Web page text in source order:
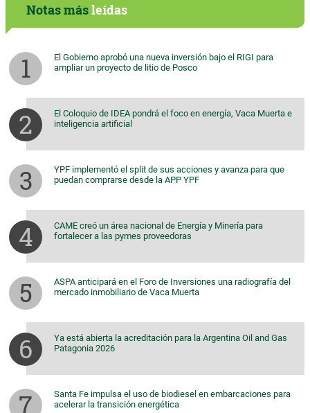
Notas másleídas
El Gobierno aprobó una nueva inversión bajo el RIGI para
ampliar un proyecto de litio de Posco
El Coloquio de IDEA pondrá el foco en energía, Vaca Muerta e
inteligencia artificial
YPF implementó el split de sus acciones y avanza para que
puedan comprarse desde la APP YPF
CAME creó un área nacional de Energía y Minería para
fortalecer a las pymes proveedoras
ASPA anticipará en el Foro de Inversiones una radiografía del
mercado inmobiliario de Vaca Muerta
Ya está abierta la acreditación para la Argentina Oil and Gas
Patagonia 2026
Santa Fe impulsa el uso de biodiesel en embarcaciones para
acelerar la transición energética